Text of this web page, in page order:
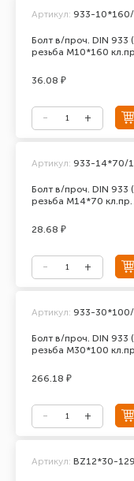
Болт в/проч. DIN
резьба М10*160
Артикул: 933-
36.08 ₽
Болт в/проч. DIN
резьба М14*70 кл.пр.
Артикул: 933-14*70/
28.68 ₽
Болт в/проч. DIN
резьба М30*100
Артикул: 933-
266.18 ₽
Артикул: BZ12*30-129